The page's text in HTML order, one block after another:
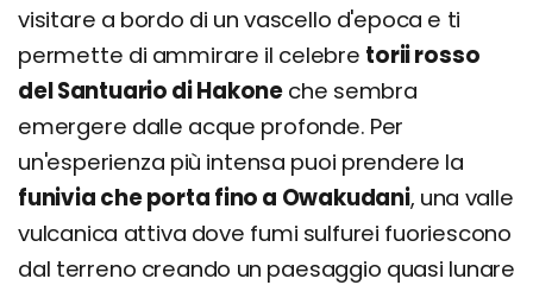
visitare a bordo di un vascello d'epoca e ti
permette di ammirare il celebre torii rosso
del Santuario di Hakoneche sembra
emergere dalle acque profonde. Per
un'esperienza più intensa puoi prendere la
funivia che porta fino a Owakudani, una valle
vulcanica attiva dove fumi sulfurei fuoriescono
dal terreno creando un paesaggio quasi lunare